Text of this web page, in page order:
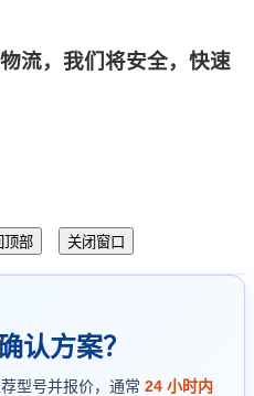
流，我们将安全，快速
认方案？
型号并报价，通常 24 小时内